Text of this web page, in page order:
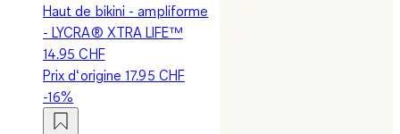
Haut de bikini - ampliforme
- LYCRA® XTRA LIFE™
14.95 CHF
Prix d‘origine17.95 CHF
-16%